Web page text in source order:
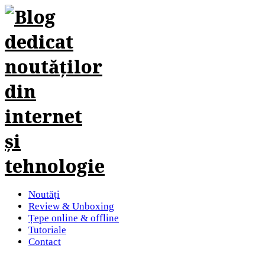
Noutăți
Review & Unboxing
Țepe online & offline
Tutoriale
Contact